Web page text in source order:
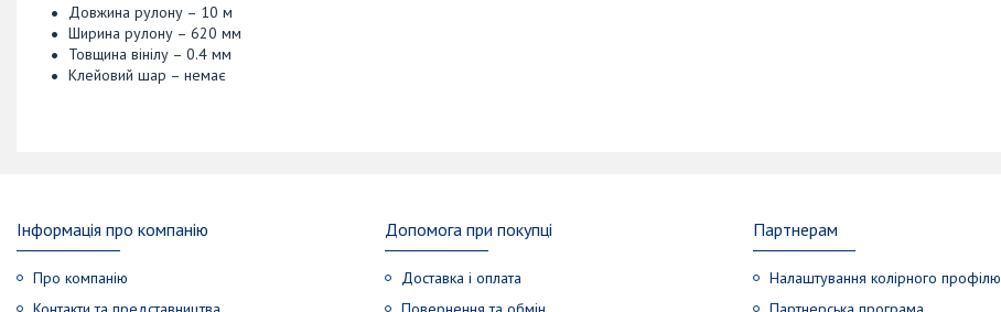
Довжина рулону – 10 м
Ширина рулону – 620 мм
Товщина вінілу – 0.4 мм
Клейовий шар – немає
Інформація про компанію
Про компанію
Допомога при покупці
Доставка і оплата
Партнерам
Налаштування колірного профілю